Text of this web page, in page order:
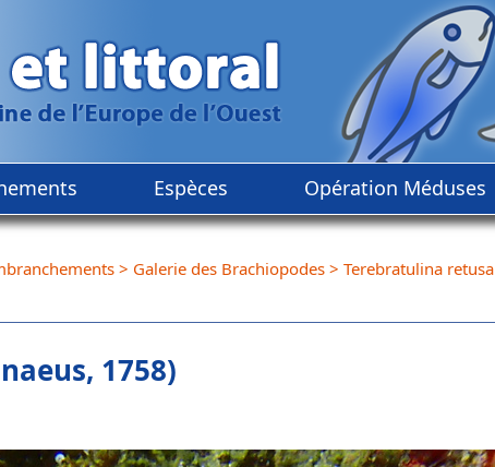
Espèces Opération Méduses
> Galerie des Brachiopodes > Terebratulina retusa
1758)